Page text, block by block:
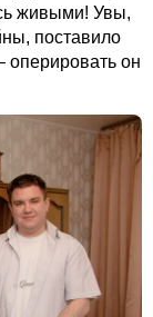
живыми! Увы,
поставило
оперировать он